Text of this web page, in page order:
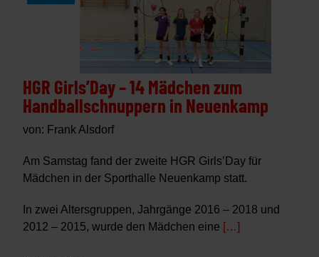
HGR Girls’Day – 14 Mädchen zum
Handballschnuppern in Neuenkamp
von: Frank Alsdorf
Am Samstag fand der zweite HGR Girls’Day für
Mädchen in der Sporthalle Neuenkamp statt.
In zwei Altersgruppen, Jahrgänge 2016 – 2018 und
2012 – 2015, wurde den Mädchen eine […]